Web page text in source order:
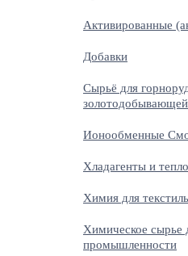
Активированные
Добавки
Сырьё для
Ионообменные
Хладагенты и
Химия для
Химическое сырье
промышленности